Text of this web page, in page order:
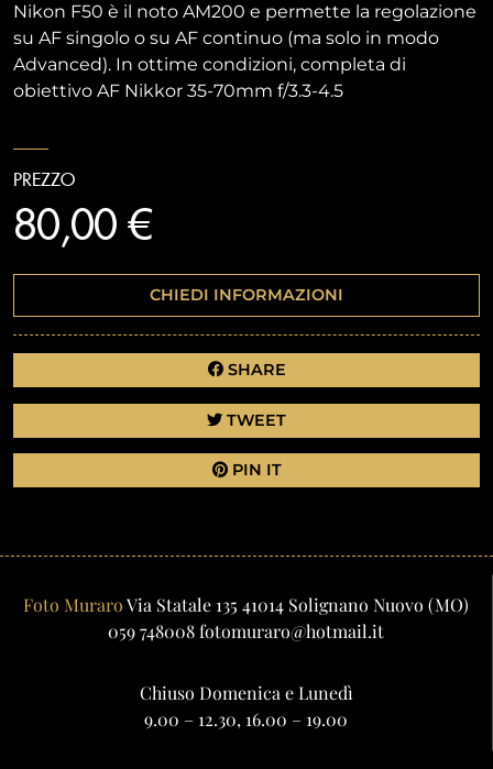
Nikon F50 è il noto AM200 e permette la regolazione
su AF singolo o su AF continuo (ma solo in modo
Advanced). In ottime condizioni, completa di
obiettivo AF Nikkor 35-70mm f/3.3-4.5
PREZZO
80,00 €
CHIEDI INFORMAZIONI
SHARE
TWEET
PIN IT
Foto MuraroVia Statale 135 41014 Solignano Nuovo (MO)
059 748008fotomuraro@hotmail.it
Chiuso Domenica e Lunedì
9.00 – 12.30, 16.00 – 19.00